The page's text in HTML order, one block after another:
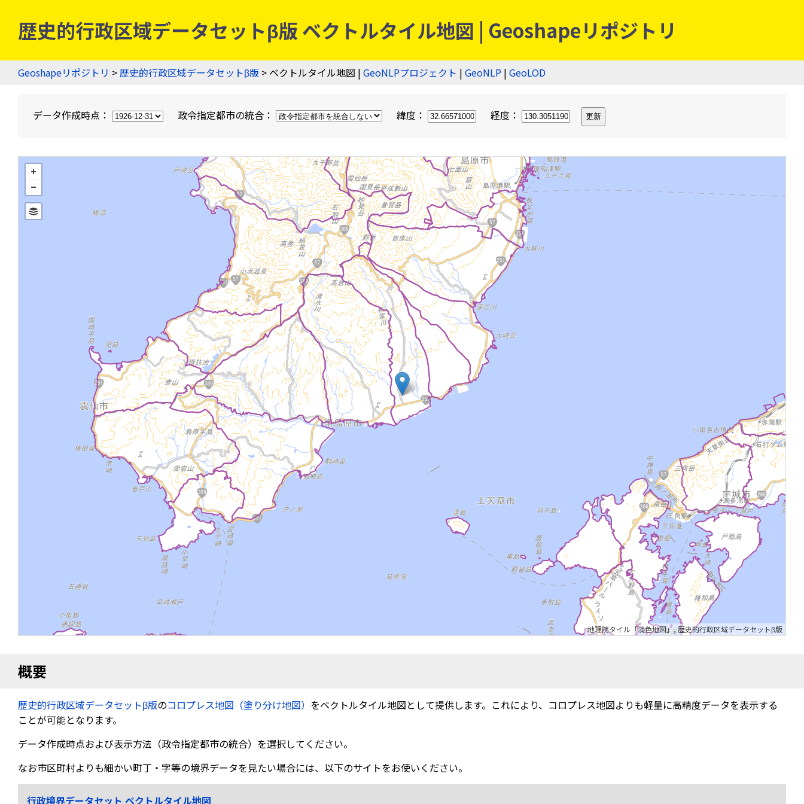
歴史的行政区域データセットβ版 ベクトルタイル地図 | Geoshapeリポジトリ
Geoshapeリポジトリ >歴史的行政区域データセットβ版 > ベクトルタイル地図 | GeoNLPプロジェクト | GeoNLP | GeoLOD
データ作成時点： 政令指定都市の統合： 緯度： 経度：
地理院タイル「淡色地図」,歴史的行政区域データセットβ版
概要
歴史的行政区域データセットβ版のコロプレス地図（塗り分け地図） をベクトルタイル地図として提供します。これにより、コロプレス地図よりも軽量に高精度データを表示する
ことが可能となります。
データ作成時点および表示方法（政令指定都市の統合）を選択してください。
なお市区町村よりも細かい町丁・字等の境界データを見たい場合には、以下のサイトをお使いください。
行政境界データセット ベクトルタイル地図